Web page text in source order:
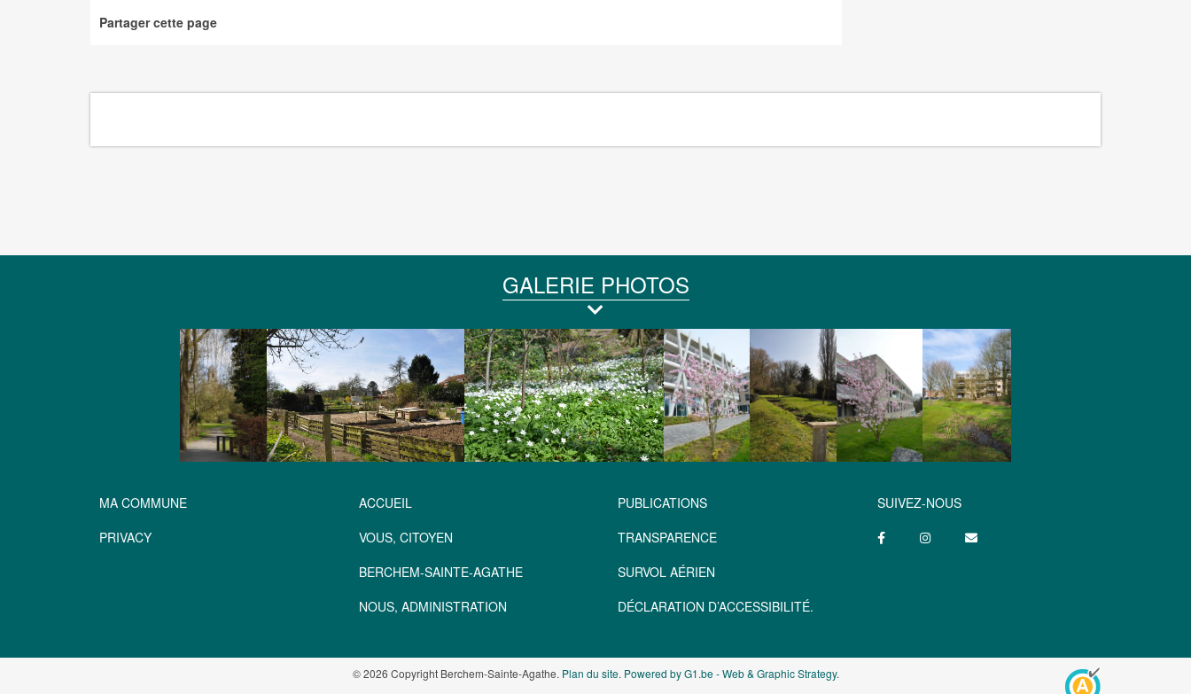
Partager cette page
GALERIE PHOTOS
MA COMMUNE
PRIVACY
ACCUEIL
VOUS, CITOYEN
BERCHEM-SAINTE-AGATHE
NOUS, ADMINISTRATION
PUBLICATIONS
TRANSPARENCE
SURVOL AÉRIEN
DÉCLARATION D’ACCESSIBILITÉ.
SUIVEZ-NOUS
© 2026 Copyright Berchem-Sainte-Agathe. Plan du site. Powered by G1.be - Web & Graphic Strategy.